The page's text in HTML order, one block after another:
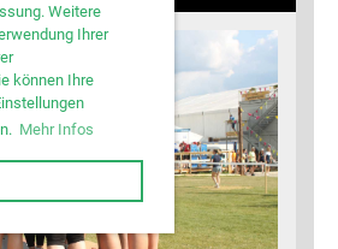
Weitere
Ihrer
können Ihre
Mehr Infos